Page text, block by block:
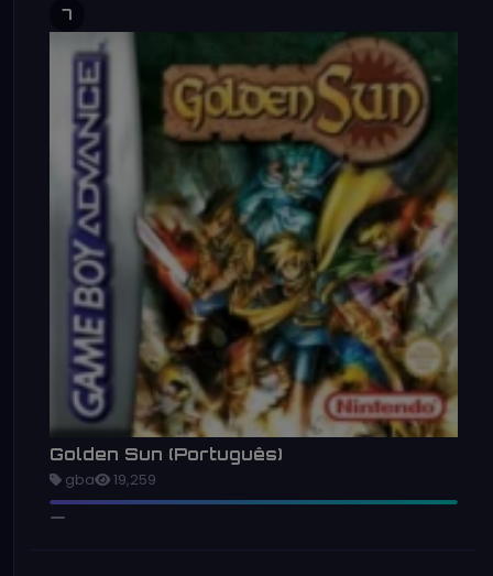
7
Golden Sun (Português)
gba 19,259